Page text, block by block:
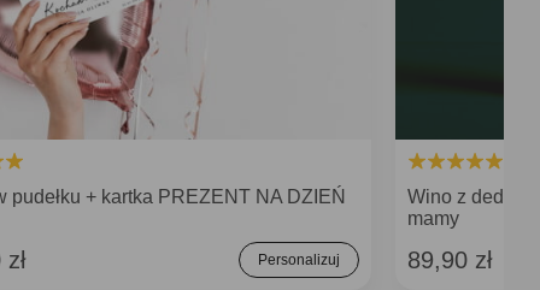
pudełku + kartka PREZENT NA DZIEŃ
Personalizuj
Wino z
mamy
89,90 zł